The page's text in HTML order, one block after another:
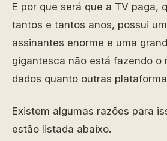
E por que será que a TV paga,
tantos e tantos anos, possui
assinantes enorme e uma
gigantesca não está fazendo o
dados quanto outras
Existem algumas razões para
estão listada abaixo.